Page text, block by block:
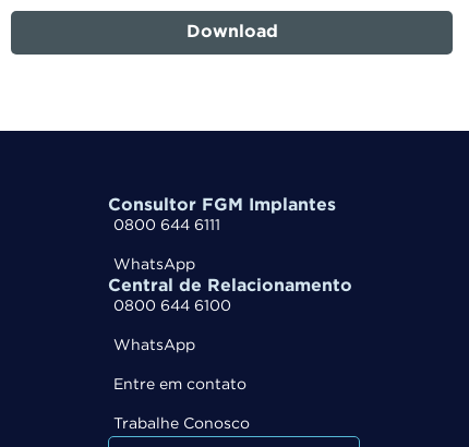
Download
Consultor FGM Implantes
0800 644 6111
WhatsApp
Central de Relacionamento
0800 644 6100
WhatsApp
Entre em contato
Trabalhe Conosco